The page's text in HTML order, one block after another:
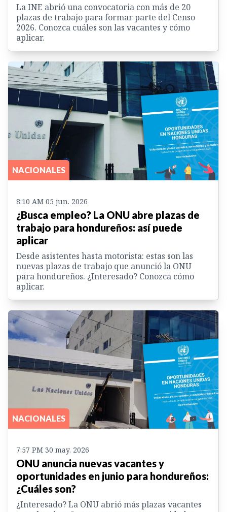
La INE abrió una convocatoria con más de 20
plazas de trabajo para formar parte del Censo
2026. Conozca cuáles son las vacantes y cómo
aplicar.
NACIONALES
8:10 AM 05 jun. 2026
¿Busca empleo? La ONU abre plazas de
trabajo para hondureños: así puede
aplicar
Desde asistentes hasta motorista: estas son las
nuevas plazas de trabajo que anunció la ONU
para hondureños. ¿Interesado? Conozca cómo
aplicar.
NACIONALES
7:57 PM 30 may. 2026
ONU anuncia nuevas vacantes y
oportunidades en junio para hondureños:
¿Cuáles son?
¿Interesado? La ONU abrió más plazas vacantes